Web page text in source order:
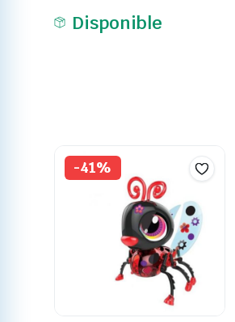
Disponible
-41%